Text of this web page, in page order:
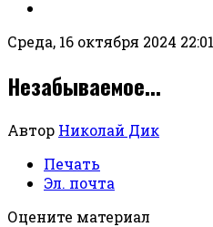
Среда, 16 октября 2024 22:01
Незабываемое...
Автор Николай Дик
Печать
Эл. почта
Оцените материал